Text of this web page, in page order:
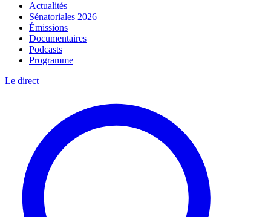
Actualités
Sénatoriales 2026
Émissions
Documentaires
Podcasts
Programme
Le direct